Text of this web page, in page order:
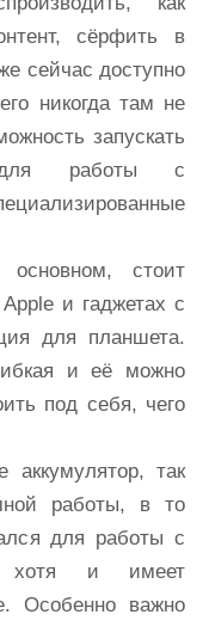
сёрфить в
сейчас доступно
никогда там не
запускать
для работы с
стоит
и гаджетах с
для планшета.
и её можно
под себя, чего
так
работы, в то
для работы с
хотя и имеет
Особенно важно